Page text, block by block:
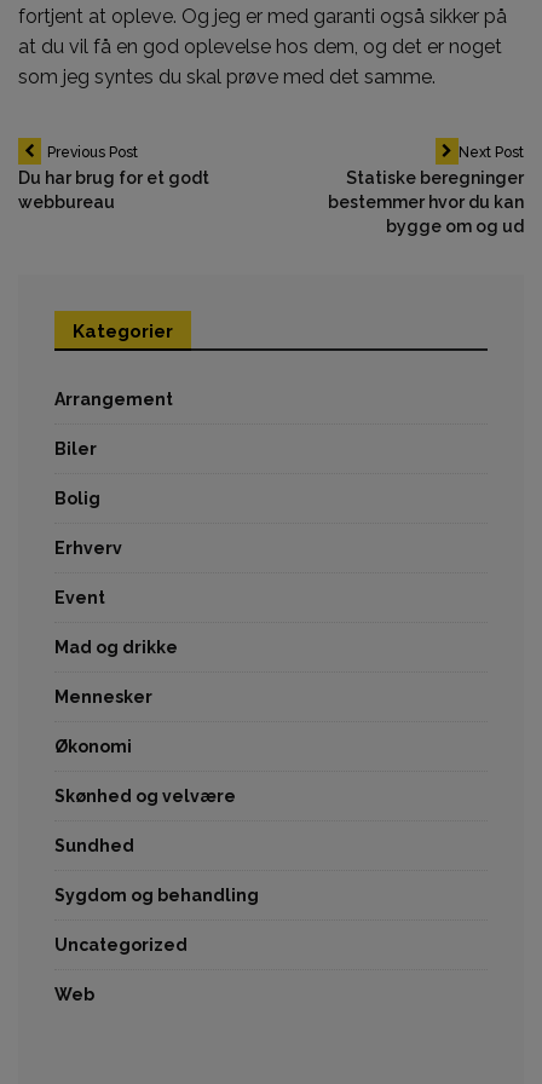
fortjent at opleve. Og jeg er med garanti også sikker på
at du vil få en god oplevelse hos dem, og det er noget
som jeg syntes du skal prøve med det samme.
Indlægsnavigation
Previous Post
Du har brug for et godt
webbureau
Next Post
Statiske beregninger
bestemmer hvor du kan
bygge om og ud
Kategorier
Arrangement
Biler
Bolig
Erhverv
Event
Mad og drikke
Mennesker
Økonomi
Skønhed og velvære
Sundhed
Sygdom og behandling
Uncategorized
Web